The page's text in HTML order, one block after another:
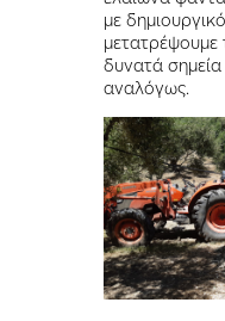
με
μετατρέψουμε
δυνατά
αναλόγως.